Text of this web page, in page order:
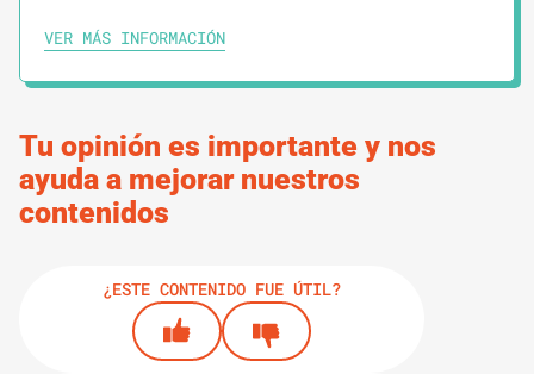
IMPRIMIR RUTA DE APRENDIZAJE
Tu opinión es importante y nos
ayuda a mejorar nuestros
contenidos
¿ESTE CONTENIDO FUE ÚTIL?
VER MÁS INFORMACIÓN